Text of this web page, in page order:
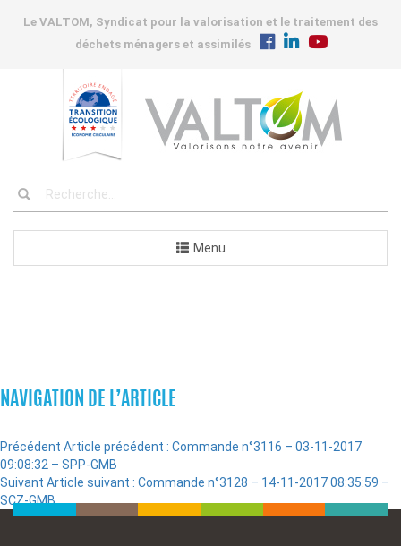
Le VALTOM, Syndicat pour la valorisation et le traitement des
déchets ménagers et assimilés
Menu
NAVIGATION DE L’ARTICLE
Précédent Article précédent : Commande n°3116 – 03-11-2017
09:08:32 – SPP-GMB
Suivant Article suivant : Commande n°3128 – 14-11-2017 08:35:59 –
SCZ-GMB